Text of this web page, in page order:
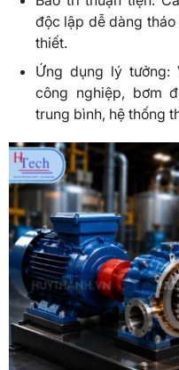
độc lập dễ dàng
thiết.
Ứng dụng lý tưởng:
công nghiệp, bơm
trung bình, hệ thống